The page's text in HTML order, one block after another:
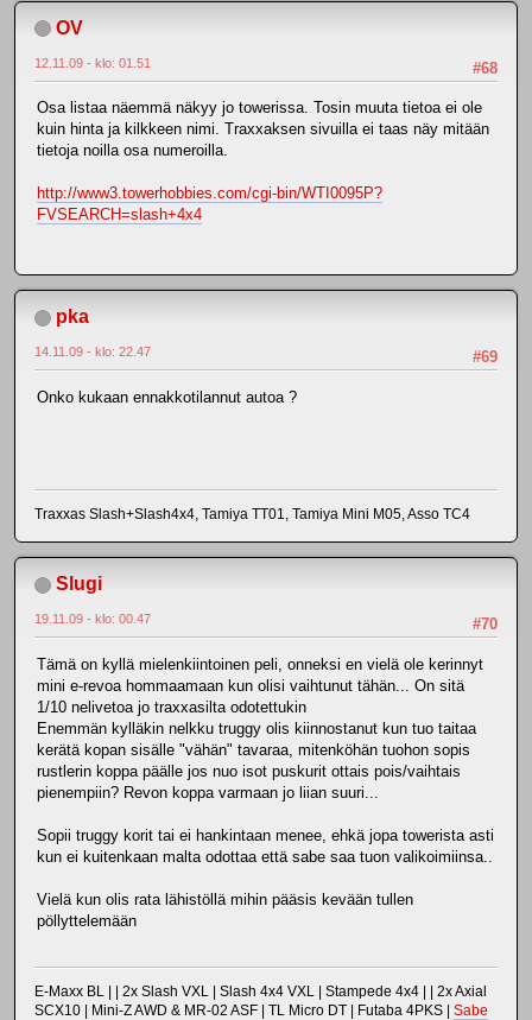
OV
#68
12.11.09 - klo: 01.51
Osa listaa näemmä näkyy jo towerissa. Tosin muuta tietoa ei ole
kuin hinta ja kilkkeen nimi. Traxxaksen sivuilla ei taas näy mitään
tietoja noilla osa numeroilla.
http://www3.towerhobbies.com/cgi-bin/WTI0095P?
FVSEARCH=slash+4x4
pka
#69
14.11.09 - klo: 22.47
Onko kukaan ennakkotilannut autoa ?
Traxxas Slash+Slash4x4, Tamiya TT01, Tamiya Mini M05, Asso TC4
Slugi
#70
19.11.09 - klo: 00.47
Tämä on kyllä mielenkiintoinen peli, onneksi en vielä ole kerinnyt
mini e-revoa hommaamaan kun olisi vaihtunut tähän... On sitä
1/10 nelivetoa jo traxxasilta odotettukin
Enemmän kylläkin nelkku truggy olis kiinnostanut kun tuo taitaa
kerätä kopan sisälle "vähän" tavaraa, mitenköhän tuohon sopis
rustlerin koppa päälle jos nuo isot puskurit ottais pois/vaihtais
pienempiin? Revon koppa varmaan jo liian suuri...
Sopii truggy korit tai ei hankintaan menee, ehkä jopa towerista asti
kun ei kuitenkaan malta odottaa että sabe saa tuon valikoimiinsa..
Vielä kun olis rata lähistöllä mihin pääsis kevään tullen
pöllyttelemään
E-Maxx BL | | 2x Slash VXL | Slash 4x4 VXL | Stampede 4x4 | | 2x Axial
SCX10 | Mini-Z AWD & MR-02 ASF | TL Micro DT | Futaba 4PKS | Sabe